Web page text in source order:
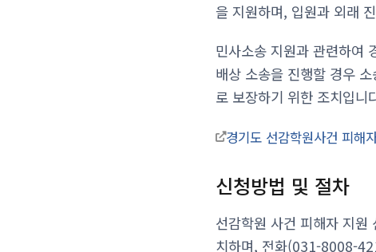
을 지원하며, 입원과 외래
민사소송 지원과 관련하여
배상 소송을 진행할 경우
로 보장하기 위한 조치입니
경기도 선감학원사건 피해
신청방법 및 절차
선감학원 사건 피해자 지원
치하며, 전화(031-8008-